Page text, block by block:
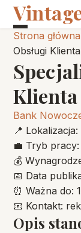
Strona główna
Obsługi Klienta
Klienta
Bank
📍 Lokalizacja:
💼 Tryb pracy:
💰
📅 Data
⏰ Ważna do:
📧 Kontakt:
Opis